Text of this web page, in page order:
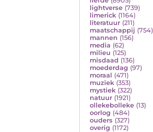
lightverse (739)
limerick (1164)
literatuur (211)
maatschappij (754)
mannen (156)
media (62)
milieu (125)
misdaad (136)
moederdag (97)
moraal (471)
muziek (353)
mystiek (322)
natuur (1921)
ollekebolleke (13)
oorlog (484)
ouders (327)
overig (1172)